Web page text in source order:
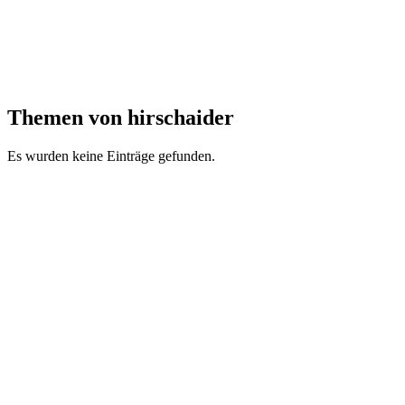
Themen von hirschaider
Es wurden keine Einträge gefunden.